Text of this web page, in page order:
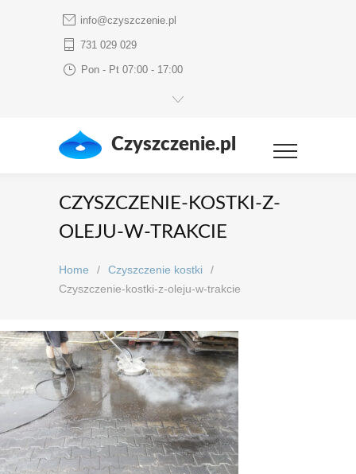
info@czyszczenie.pl
731 029 029
Pon - Pt 07:00 - 17:00
Czyszczenie.pl
CZYSZCZENIE-KOSTKI-Z-
OLEJU-W-TRAKCIE
Home / Czyszczenie kostki
/
Czyszczenie-kostki-z-oleju-w-trakcie